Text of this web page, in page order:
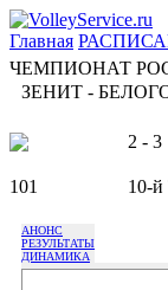
Главная
ЧЕМПИОНАТ
ЗЕНИТ -
2 - 3
101 10-й
АНОНС
РЕЗУЛЬТАТЫ
ДИНАМИКА